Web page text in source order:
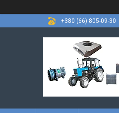
+380 (66) 805-09-30